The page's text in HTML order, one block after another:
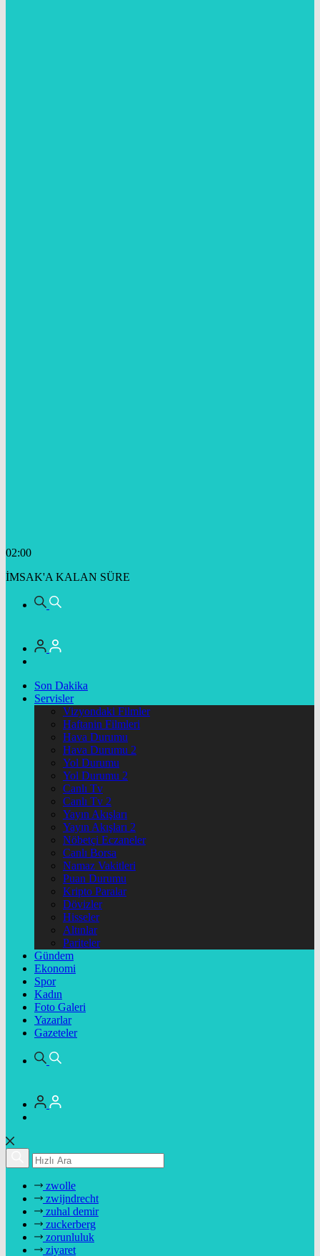
02:00
İMSAK'A KALAN SÜRE
Son Dakika
Servisler
Vizyondaki Filmler
Haftanin Filmleri
Hava Durumu
Hava Durumu 2
Yol Durumu
Yol Durumu 2
Canlı Tv
Canlı Tv 2
Yayın Akışları
Yayın Akışları 2
Nöbetçi Eczaneler
Canlı Borsa
Namaz Vakitleri
Puan Durumu
Kripto Paralar
Dövizler
Hisseler
Altınlar
Pariteler
Gündem
Ekonomi
Spor
Kadın
Foto Galeri
Yazarlar
Gazeteler
zwolle
zwijndrecht
zuhal demir
zuckerberg
zorunluluk
ziyaret